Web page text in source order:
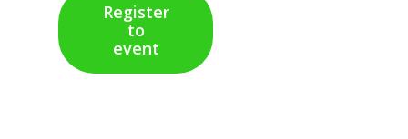
Register
to
event